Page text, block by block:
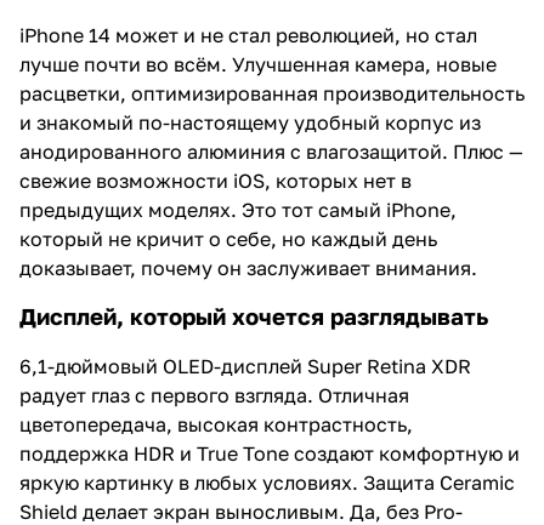
iPhone 14 может и не стал революцией, но стал
лучше почти во всём. Улучшенная камера, новые
расцветки, оптимизированная производительность
и знакомый по-настоящему удобный корпус из
анодированного алюминия с влагозащитой. Плюс —
свежие возможности iOS, которых нет в
предыдущих моделях. Это тот самый iPhone,
который не кричит о себе, но каждый день
доказывает, почему он заслуживает внимания.
Дисплей, который хочется разглядывать
6,1-дюймовый OLED-дисплей Super Retina XDR
радует глаз с первого взгляда. Отличная
цветопередача, высокая контрастность,
поддержка HDR и True Tone создают комфортную и
яркую картинку в любых условиях. Защита Ceramic
Shield делает экран выносливым. Да, без Pro-